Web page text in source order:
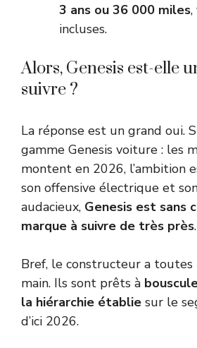
3 ans ou 36 000 miles,
incluses.
Alors, Genesis est-elle
suivre ?
La réponse est un grand oui.
gamme Genesis voiture : les
montent en 2026, l’ambition
son offensive électrique et
audacieux, Genesis est sans
marque à suivre de très près.
Bref, le constructeur a toutes
main. Ils sont prêts à
la hiérarchie établie sur le
d’ici 2026.